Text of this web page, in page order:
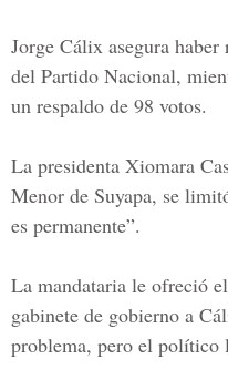
Jorge Cálix asegura
del Partido Nacional,
un respaldo de 98 votos.
La presidenta Xiomara
Menor de Suyapa, se
es permanente”.
La mandataria le ofreció
gabinete de gobierno a
problema, pero el político